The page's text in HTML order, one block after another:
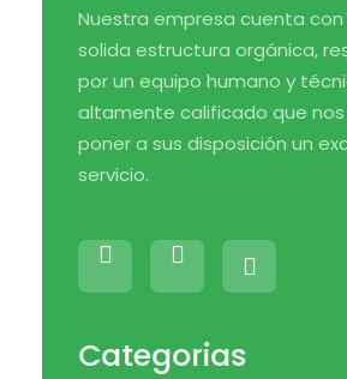
Medical Blog - Phlox Elementor WordPress Theme
Complete Elementor Demo - Phlox WordPress Theme
Nuestra empresa cuenta con
solida estructura orgánica,
por un equipo humano y
altamente calificado que
poner a sus disposición un
servicio.
Categorias